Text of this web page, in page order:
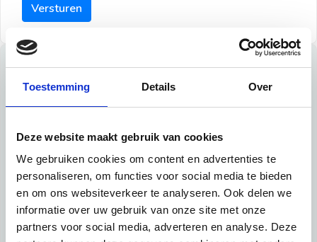
Toestemming Details Over
Deze website maakt gebruik van cookies
We gebruiken cookies om content en advertenties te
personaliseren, om functies voor social media te bieden
en om ons websiteverkeer te analyseren. Ook delen we
informatie over uw gebruik van onze site met onze
partners voor social media, adverteren en analyse. Deze
Versturen
Tips
Tip 1:
Schrijf een duidelijke introductie en geef de volgende
informatie mee:
Ben je student, werkachtig of werkzoekend